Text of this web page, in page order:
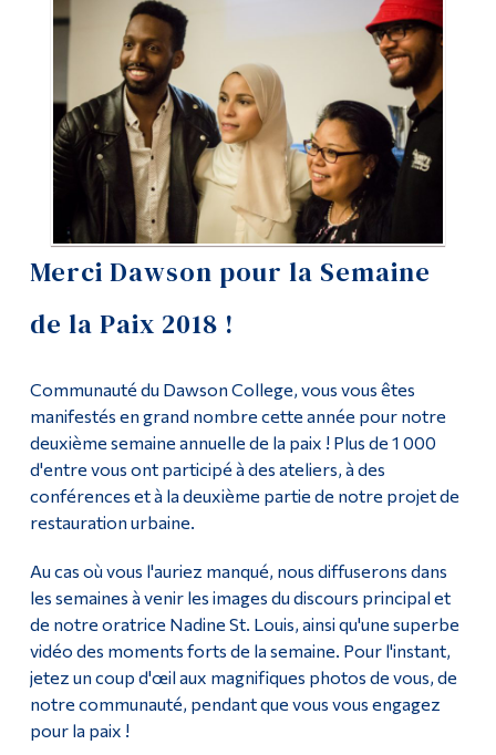
Articles non classés
Centre pour la paix
À propos du Centre pour la paix
Certificat Peace Studies
Contactez-nous
Merci Dawson pour la Semaine
de la Paix 2018 !
Communauté du Dawson College, vous vous êtes
manifestés en grand nombre cette année pour notre
deuxième semaine annuelle de la paix ! Plus de 1 000
d'entre vous ont participé à des ateliers, à des
conférences et à la deuxième partie de notre projet de
restauration urbaine.
Au cas où vous l'auriez manqué, nous diffuserons dans
les semaines à venir les images du discours principal et
de notre oratrice Nadine St. Louis, ainsi qu'une superbe
vidéo des moments forts de la semaine. Pour l'instant,
jetez un coup d'œil aux magnifiques photos de vous, de
notre communauté, pendant que vous vous engagez
pour la paix !
Liens
Menu principal
Programmes
Formation continue
Futurs étudiants
Étudiants actuels
Corps enseignant et
personnel administratif